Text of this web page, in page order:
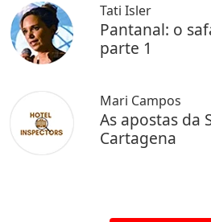
Tati Isler
Pantanal: o
parte 1
Mari Campos
As apostas da
Cartagena